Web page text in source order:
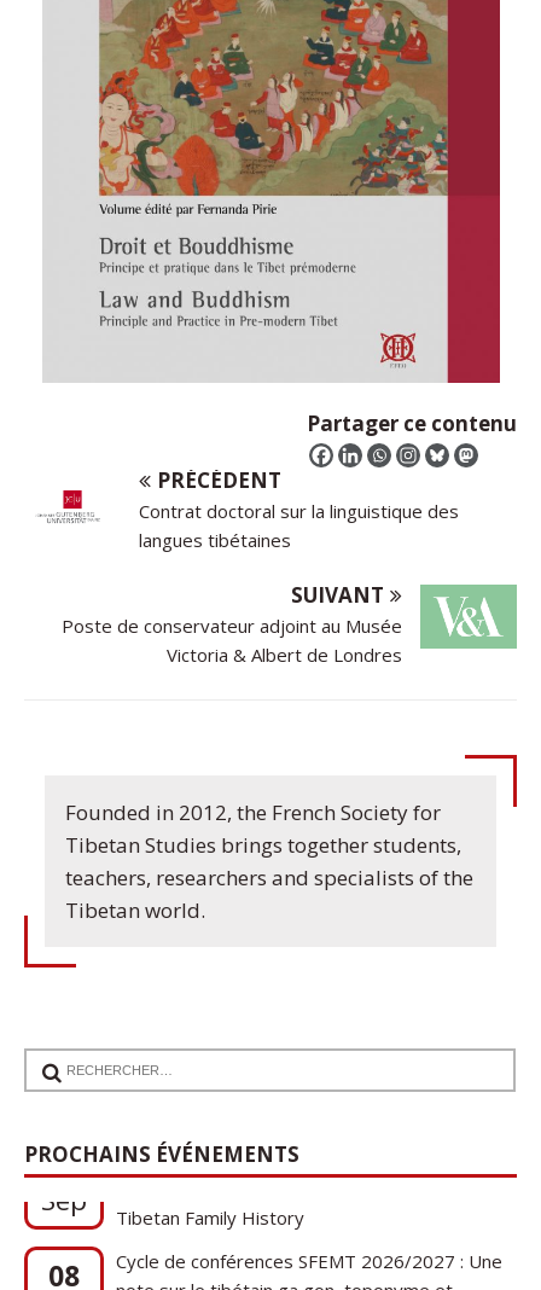
Partager ce contenu
PRÉCÉDENT
Contrat doctoral sur la linguistique des
langues tibétaines
SUIVANT
Poste de conservateur adjoint au Musée
Victoria & Albert de Londres
Founded in 2012, the French Society for
Tibetan Studies brings together students,
teachers, researchers and specialists of the
Tibetan world.
PROCHAINS ÉVÉNEMENTS
Sep
1920s Tibet to 21st-Century Darjeeling: A
Tibetan Family History
08
Oct
Cycle de conférences SFEMT 2026/2027 : Une
note sur le tibétain ga gon, toponyme et
phytonyme : guerres, religions et cucurbitacées